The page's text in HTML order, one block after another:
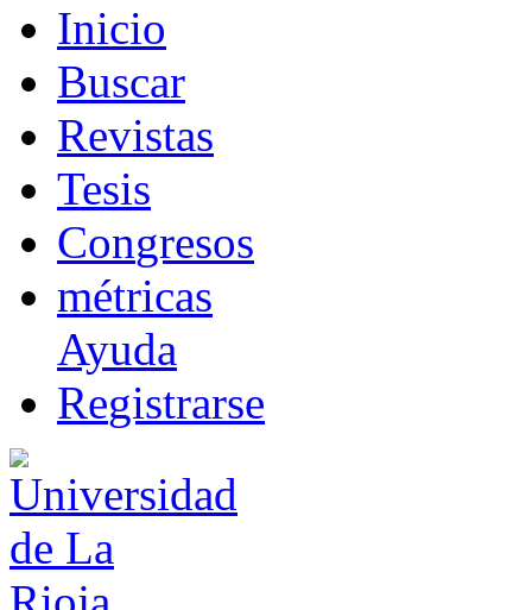
Inicio
Buscar
Revistas
Tesis
Congresos
métricas
Ayuda
Registrarse